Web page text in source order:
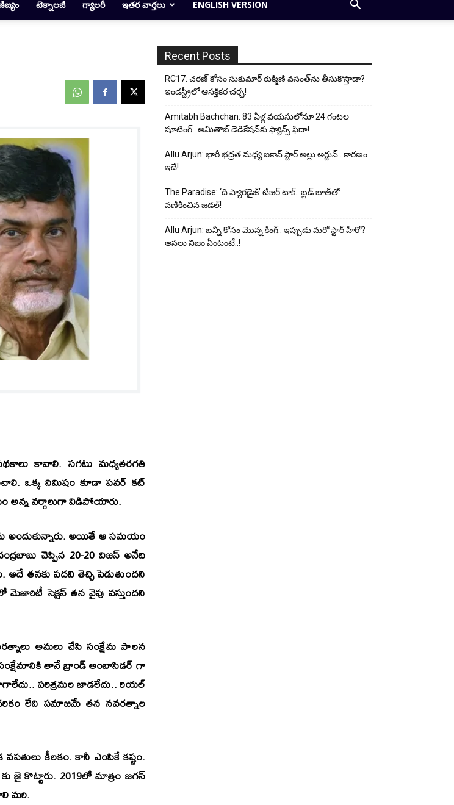
టెక్నాలజీ గ్యాలరీ ఇతర వార్తలు ENGLISH VERSION
కావాలి. సగటు మధ్యతరగతి
ఒక్క నిమిషం కూడా పవర్ కట్
అన్న వర్గాలుగా విడిపోయారు.
అందుకున్నారు. అయితే ఆ సమయం
చెప్పిన 20-20 విజన్ అనేది
అదే తనకు పదవి తెచ్చి పెడుతుందని
సెక్షన్ తన వైపు వస్తుందని
అమలు చేసి సంక్షేమ పాలన
సంక్షేమానికి తానే బ్రాండ్ అంబాసిడర్ గా
పరిశ్రమల జాడలేదు.. రియల్
లేని సమాజమే తన నవరత్నాల
కీలకం. కానీ ఎంపికే కష్టం.
జై కొట్టారు. 2019లో మాత్రం జగన్
మరి.
Recent Posts
RC17: చరణ్ కోసం సుకుమార్ రుక్మిణి వసంత్‌ను తీసుకొస్తాడా?
ఇండస్ట్రీలో ఆసక్తికర చర్చ!
Amitabh Bachchan: 83 ఏళ్ల వయసులోనూ 24 గంటల
షూటింగ్.. అమితాబ్ డెడికేషన్‌కు ఫ్యాన్స్ ఫిదా!
Allu Arjun: భారీ భద్రత మధ్య ఐకాన్ స్టార్ అల్లు అర్జున్.. కారణం
ఇదే!
The Paradise: ‘ది ప్యారడైజ్’ టీజర్ టాక్.. బ్లడ్ బాత్‌తో
వణికించిన జడల్!
Allu Arjun: బన్నీ కోసం మొన్న కింగ్.. ఇప్పుడు మరో స్టార్ హీరో?
అసలు నిజం ఏంటంటే..!